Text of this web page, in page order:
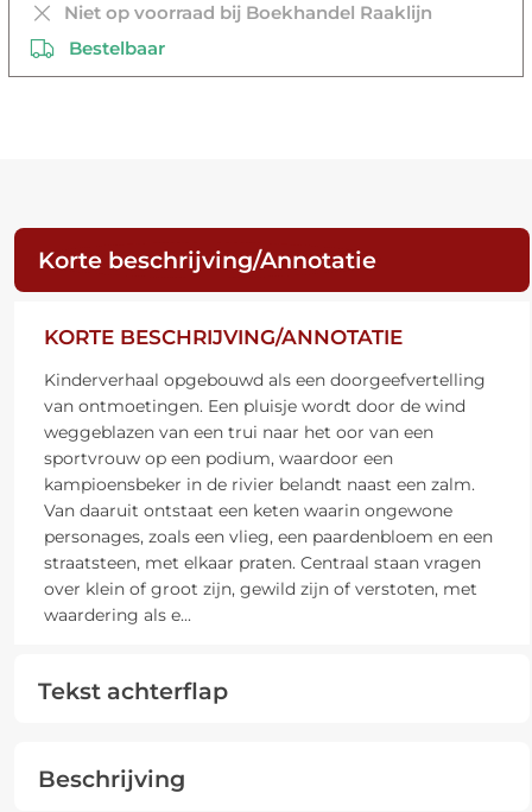
Niet op voorraad bij Boekhandel Raaklijn
Bestelbaar
Korte beschrijving/Annotatie
KORTE BESCHRIJVING/ANNOTATIE
Kinderverhaal opgebouwd als een doorgeefvertelling
van ontmoetingen. Een pluisje wordt door de wind
weggeblazen van een trui naar het oor van een
sportvrouw op een podium, waardoor een
kampioensbeker in de rivier belandt naast een zalm.
Van daaruit ontstaat een keten waarin ongewone
personages, zoals een vlieg, een paardenbloem en een
straatsteen, met elkaar praten. Centraal staan vragen
over klein of groot zijn, gewild zijn of verstoten, met
waardering als e...
Tekst achterflap
Beschrijving